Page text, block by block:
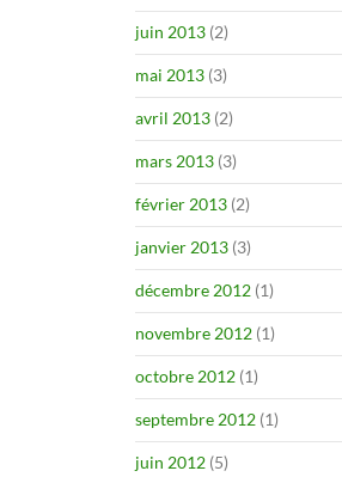
juin 2013 (2)
mai 2013 (3)
avril 2013 (2)
mars 2013 (3)
février 2013 (2)
janvier 2013 (3)
décembre 2012 (1)
novembre 2012 (1)
octobre 2012 (1)
septembre 2012 (1)
juin 2012 (5)